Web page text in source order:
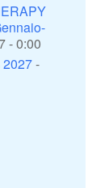
- 0:00
2027-